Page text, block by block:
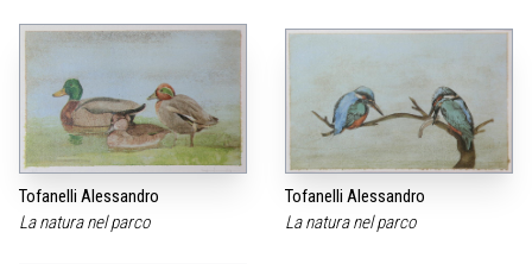
Tofanelli Alessandro
La natura nel parco
Tofanelli Alessandro
La natura nel parco